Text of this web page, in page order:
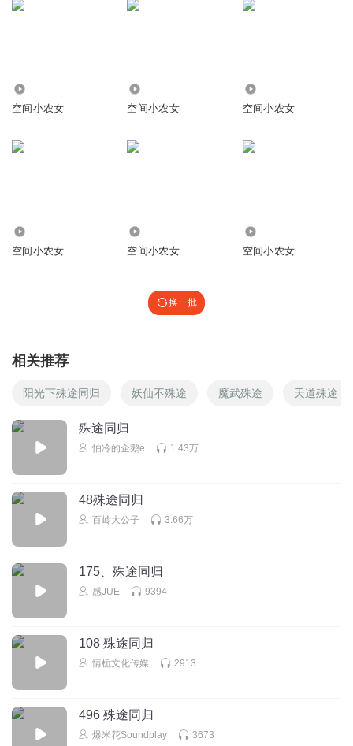
空间小农女 空间小农女 空间小农女
空间小农女 空间小农女 空间小农女
换一批
相关推荐
阳光下殊途同归 妖仙不殊途 魔武殊途 天道殊途
殊途同归
怕冷的企鹅e 1.43万
48殊途同归
百岭大公子 3.66万
175、殊途同归
感JUE 9394
108 殊途同归
情栀文化传媒 2913
496 殊途同归
爆米花Soundplay 3673